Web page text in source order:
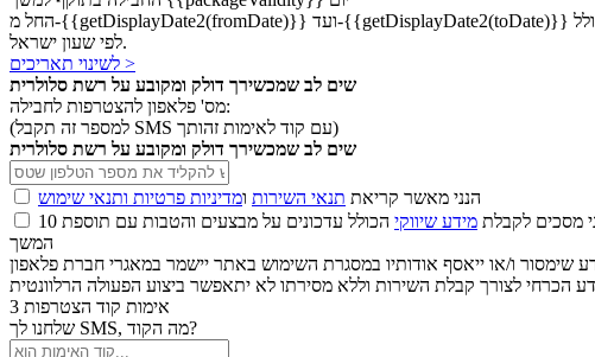
לפי שעון ישראל.
לשינוי תאריכים >
שים לב שמכשירך דולק ומקובע על רשת סלולרית
מס' פלאפון להצטרפות לחבילה:
(למספר זה תקבל SMS עם קוד לאימות זהותך)
שים לב שמכשירך דולק ומקובע על רשת סלולרית
הנני מאשר קריאת תנאי השירות ומדיניות פרטיות ותנאי שימוש
מסכים לקבלת מידע שיווקי
המשך
3 אימות קוד הצטרפות
שלחנו לך SMS, מה הקוד?